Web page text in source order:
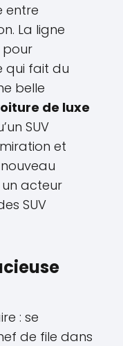
entre
La ligne
pour
qui fait du
belle
de luxe
SUV
et
acteur
SUV
: se
de file dans